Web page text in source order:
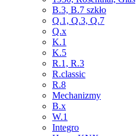
B.3, B.7 szkło
Q.1, Q.3, Q.7
Q.x
K.1
K.5
R.1, R.3
R.classic
R.8
Mechanizmy
B.x
W.1
Integro